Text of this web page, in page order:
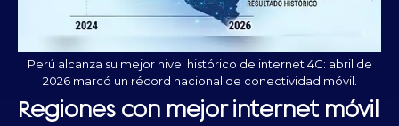
Perú alcanza su mejor nivel histórico de internet 4G: abril de
2026 marcó un récord nacional de conectividad móvil.
Regiones con mejor internet móvil